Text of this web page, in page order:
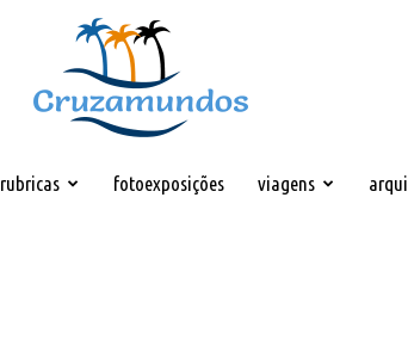
rubricas fotoexposições viagens